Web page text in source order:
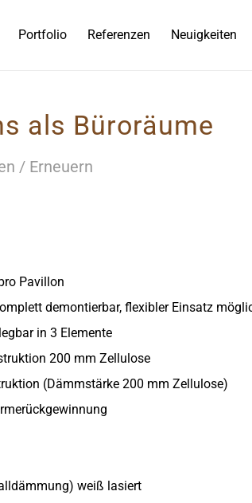
Portfolio Referenzen Neuigkeiten
als Büroräume
/ Erneuern
Pavillon
demontierbar, flexibler Einsatz
in 3 Elemente
200 mm Zellulose
(Dämmstärke 200 mm Zellulose)
weiß lasiert